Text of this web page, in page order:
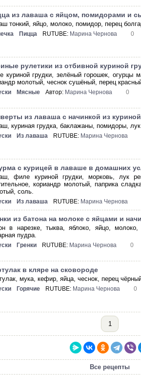
из лаваша с яйцом, помидорами и
тонкий, яйцо, молоко, помидор, перец
Пицца RUTUBE: Марина Чернова 0
рулетики из отбивной куриной
куриной грудки, зелёный горошек, огурцы
молотый, чеснок сушёный, перец
Мясные Автор: Марина Чернова 0
из лаваша с начинкой из
куриная грудка, баклажаны, помидоры,
Из лаваша RUTUBE: Марина Чернова
с курицей в лаваше в домашних
филе куриной грудки, морковь, лук
кориандр молотый, паприка
соль.
Из лаваша RUTUBE: Марина Чернова
из батона на молоке с яйцами и
в нарезке, тыква, яблоко, яйцо,
пудра.
Гренки RUTUBE: Марина Чернова 0
в кляре на сковороде
мука, кефир, яйца, чеснок, перец
Горячие RUTUBE: Марина Чернова 0
1
Все рецепты